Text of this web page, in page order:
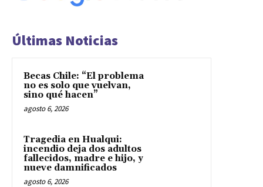
Últimas Noticias
Becas Chile: “El problema
no es solo que vuelvan,
sino qué hacen”
agosto 6, 2026
Tragedia en Hualqui:
incendio deja dos adultos
fallecidos, madre e hijo, y
nueve damnificados
agosto 6, 2026